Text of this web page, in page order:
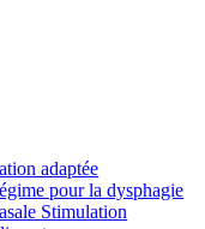
adaptée
pour la dysphagie
Stimulation